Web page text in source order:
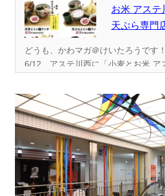
お米 アステ
天ぷら専門
どうも、かわマガ＠けいたろうです
6/12、アステ川西に「小麦とお米 ア